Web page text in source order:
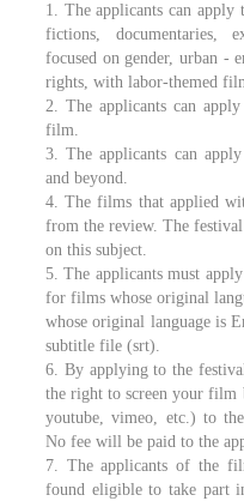
1. The applicants can
fictions, documentaries,
focused on gender, urban -
rights, with labor-themed
2. The applicants can
film.
3. The applicants can
and beyond.
4. The films that applied
from the review. The
on this subject.
5. The applicants must
for films whose original
whose original language is
subtitle file (srt).
6. By applying to the
the right to screen your
youtube, vimeo, etc.) to
No fee will be paid to the
7. The applicants of the
found eligible to take part